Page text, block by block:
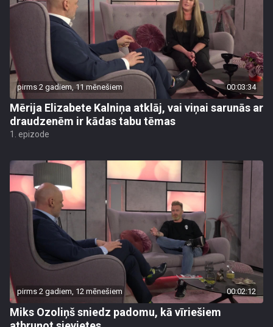
pirms 2 gadiem, 11 mēnešiem 00:03:34
Mērija Elizabete Kalniņa atklāj, vai viņai sarunās ar
draudzenēm ir kādas tabu tēmas
1. epizode
pirms 2 gadiem, 12 mēnešiem 00:02:12
Miks Ozoliņš sniedz padomu, kā vīriešiem